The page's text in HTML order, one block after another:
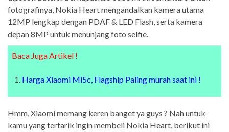
fotografinya, Nokia Heart mengandalkan kamera utama
12MP lengkap dengan PDAF & LED Flash, serta kamera
depan 8MP untuk menunjang foto selfie.
Baca Juga Artikel !
Harga Xiaomi Mi5c, Flagship Paling murah saat ini !
Hmm, Xiaomi memang keren banget ya guys ? Nah untuk
kamu yang tertarik ingin membeli Nokia Heart, berikut ini